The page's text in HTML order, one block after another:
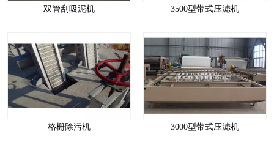
双管刮吸泥机 3500型带式压滤机
格栅除污机 3000型带式压滤机